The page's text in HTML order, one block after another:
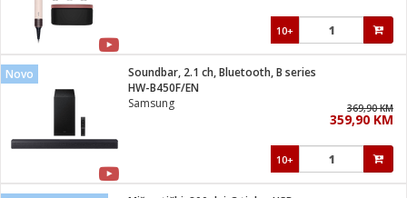
mesa
program
materijal
10+
Novo
Soundbar, 2.1 ch, Bluetooth, B series
HW-B450F/EN
Samsung
369,90 KM
359,90 KM
10+